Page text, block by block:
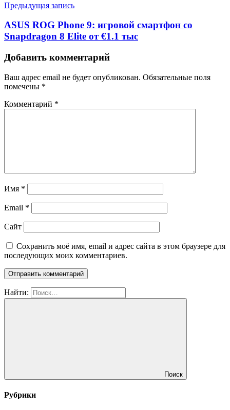
Предыдущая запись
ASUS ROG Phone 9: игровой смартфон со
Snapdragon 8 Elite от €1.1 тыс
Добавить комментарий
Ваш адрес email не будет опубликован. Обязательные поля
помечены *
Комментарий *
Имя *
Email *
Сайт
Сохранить моё имя, email и адрес сайта в этом браузере для
последующих моих комментариев.
Найти:
Поиск
Рубрики